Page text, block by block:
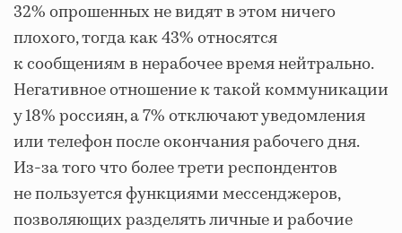
32% опрошенных не видят в этом ничего
плохого, тогда как 43% относятся
к сообщениям в нерабочее время нейтрально.
Негативное отношение к такой коммуникации
у 18% россиян, а 7% отключают уведомления
или телефон после окончания рабочего дня.
Из-за того что более трети респондентов
не пользуется функциями мессенджеров,
позволяющих разделять личные и рабочие